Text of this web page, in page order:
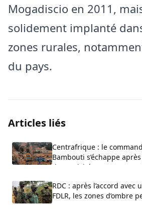
Mogadiscio en 2011,
solidement implanté
zones rurales,
du pays.
Articles liés
Centrafrique : le
Bambouti s’échappe
de captivité
RDC : après l’accord avec
FDLR, les zones d’ombre